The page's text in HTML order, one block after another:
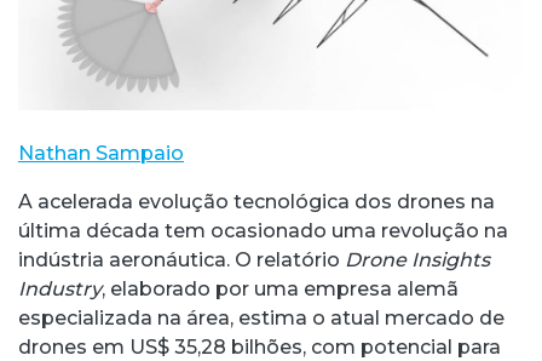
Nathan Sampaio
A acelerada evolução tecnológica dos drones na
última década tem ocasionado uma revolução na
indústria aeronáutica. O relatório Drone Insights
Industry, elaborado por uma empresa alemã
especializada na área, estima o atual mercado de
drones em US$ 35,28 bilhões, com potencial para